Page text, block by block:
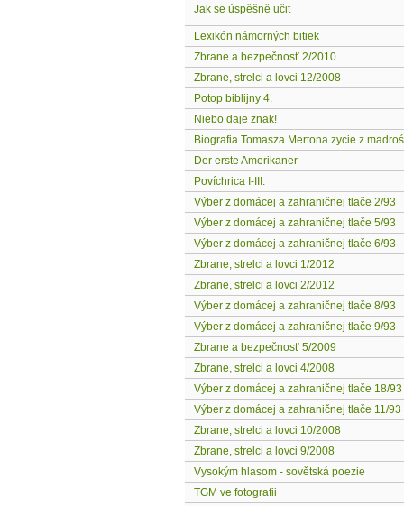
Jak se úspěšně učit
Lexikón námorných bitiek
Zbrane a bezpečnosť 2/2010
Zbrane, strelci a lovci 12/2008
Potop biblijny 4.
Niebo daje znak!
Biografia Tomasza Mertona zycie z
Der erste Amerikaner
Povíchrica I-III.
Výber z domácej a zahraničnej tlače 2/93
Výber z domácej a zahraničnej tlače 5/93
Výber z domácej a zahraničnej tlače 6/93
Zbrane, strelci a lovci 1/2012
Zbrane, strelci a lovci 2/2012
Výber z domácej a zahraničnej tlače 8/93
Výber z domácej a zahraničnej tlače 9/93
Zbrane a bezpečnosť 5/2009
Zbrane, strelci a lovci 4/2008
Výber z domácej a zahraničnej tlače 18/93
Výber z domácej a zahraničnej tlače 11/93
Zbrane, strelci a lovci 10/2008
Zbrane, strelci a lovci 9/2008
Vysokým hlasom - sovětská poezie
TGM ve fotografii